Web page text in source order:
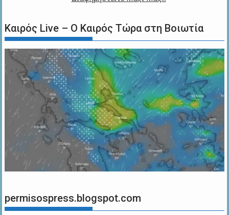
Καιρός Live – Ο Καιρός Τώρα στη Βοιωτία
permisospress.blogspot.com